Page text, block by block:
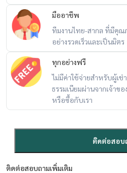
มืออาชีพ
ทีมงานไทย-สากล ที่มีคุ
อย่างรวดเร็วและเป็นมิตร
ทุกอย่างฟรี
ไม่มีค่าใช้จ่ายสำหรับผู้เช่
ธรรมเนียมผ่านจากเจ้า
หรือซื้อกับเรา
ติดต่อสอบ
ติดต่อสอบถามเพิ่มเติม